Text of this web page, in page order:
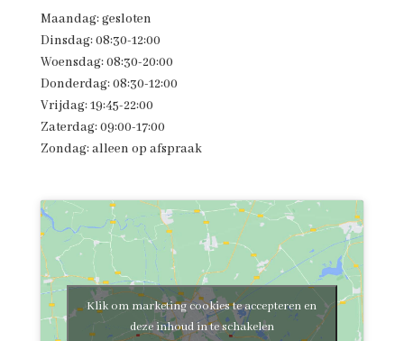
Maandag: gesloten
Dinsdag: 08:30-12:00
Woensdag: 08:30-20:00
Donderdag: 08:30-12:00
Vrijdag: 19:45-22:00
Zaterdag: 09:00-17:00
Zondag: alleen op afspraak
Klik om marketing cookies te accepteren en
deze inhoud in te schakelen